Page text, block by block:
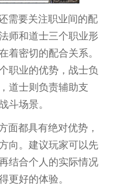
需要关注职业间的配
师和道士三个职业形
着密切的配合关系。
职业的优势，战士负
道士则负责辅助支
斗场景。
面都具有绝对优势，
向。建议玩家可以先
结合个人的实际情况
更好的体验。